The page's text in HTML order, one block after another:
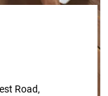
Road,